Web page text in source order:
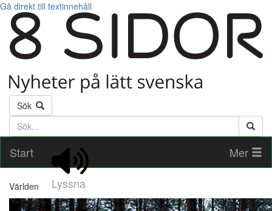
Gå direkt till textinnehåll
Sök
Söktext
Start
Lyssna
Mer
Världen